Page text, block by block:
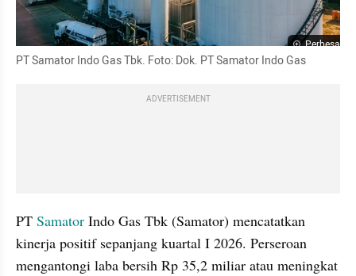
Perbesar
PT Samator Indo Gas Tbk. Foto: Dok. PT Samator Indo Gas
ADVERTISEMENT
PT Samator Indo Gas Tbk (Samator) mencatatkan
kinerja positif sepanjang kuartal I 2026. Perseroan
mengantongi laba bersih Rp 35,2 miliar atau meningkat